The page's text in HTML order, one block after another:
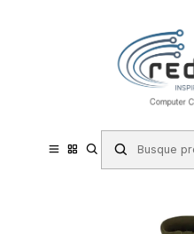
Haga
Hogar y Electrodomésticos
Prevención y Seguridad Ropa
Upower Warm Chaqueta de
Interna, Diseño Resistente,